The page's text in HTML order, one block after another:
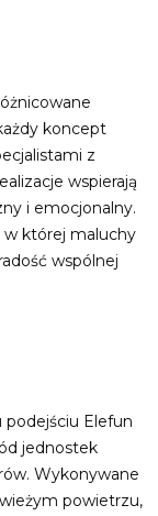
koncept
z
wspierają
i emocjonalny.
w której maluchy
wspólnej
podejściu Elefun
jednostek
Wykonywane
powietrzu,